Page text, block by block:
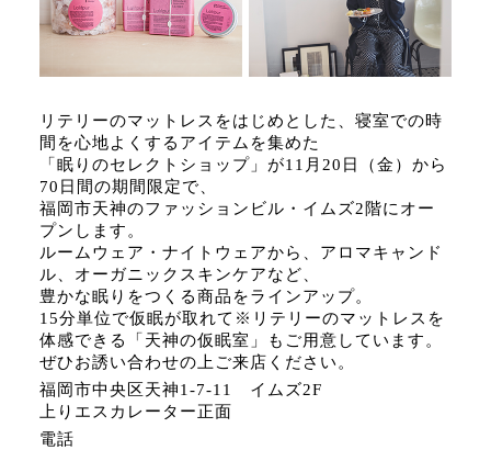
リテリーのマットレスをはじめとした、寝室での時
間を心地よくするアイテムを集めた
「眠りのセレクトショップ」が11月20日（金）から
70日間の期間限定で、
福岡市天神のファッションビル・イムズ2階にオー
プンします。
ルームウェア・ナイトウェアから、アロマキャンド
ル、オーガニックスキンケアなど、
豊かな眠りをつくる商品をラインアップ。
15分単位で仮眠が取れて※リテリーのマットレスを
体感できる「天神の仮眠室」もご用意しています。
ぜひお誘い合わせの上ご来店ください。
福岡市中央区天神1-7-11 イムズ2F
上りエスカレーター正面
電話